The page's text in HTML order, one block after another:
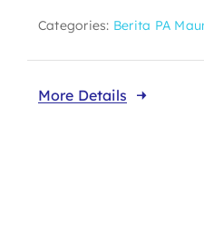
Categories: Berita PA
More Details